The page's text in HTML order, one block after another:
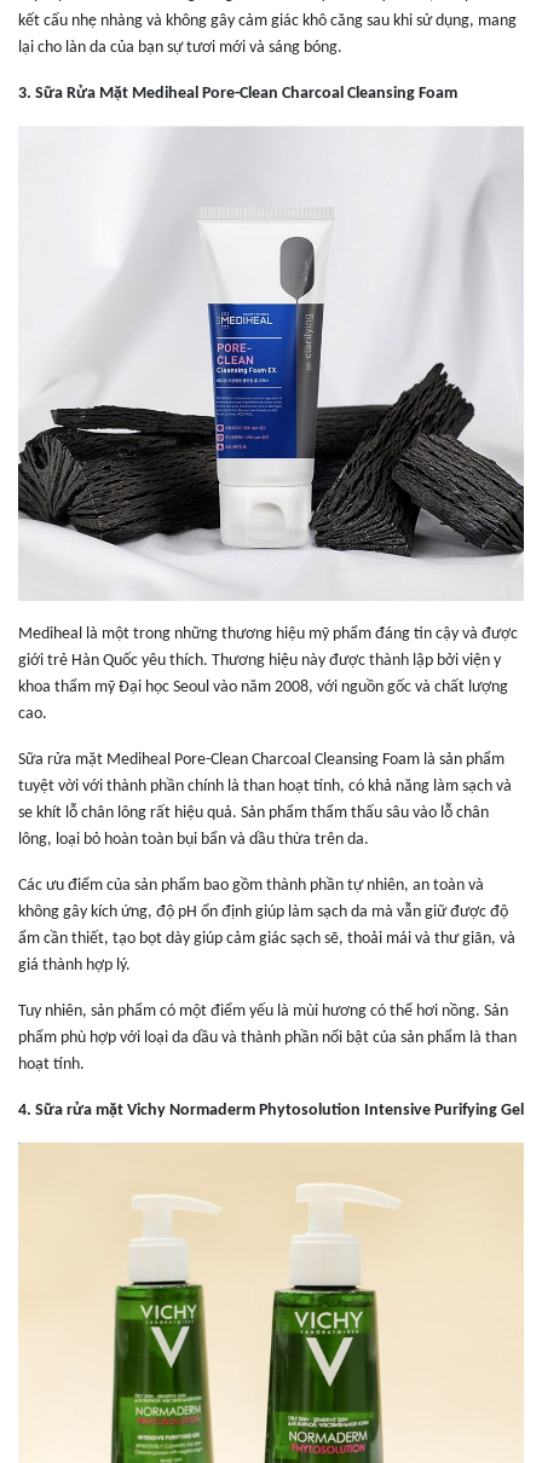
kết cấu nhẹ nhàng và không gây cảm giác khô căng sau khi sử dụng, mang
lại cho làn da của bạn sự tươi mới và sáng bóng.
3. Sữa Rửa Mặt Mediheal Pore-Clean Charcoal Cleansing Foam
Mediheal là một trong những thương hiệu mỹ phẩm đáng tin cậy và được
giới trẻ Hàn Quốc yêu thích. Thương hiệu này được thành lập bởi viện y
khoa thẩm mỹ Đại học Seoul vào năm 2008, với nguồn gốc và chất lượng
cao.
Sữa rửa mặt Mediheal Pore-Clean Charcoal Cleansing Foam là sản phẩm
tuyệt vời với thành phần chính là than hoạt tính, có khả năng làm sạch và
se khít lỗ chân lông rất hiệu quả. Sản phẩm thẩm thấu sâu vào lỗ chân
lông, loại bỏ hoàn toàn bụi bẩn và dầu thừa trên da.
Các ưu điểm của sản phẩm bao gồm thành phần tự nhiên, an toàn và
không gây kích ứng, độ pH ổn định giúp làm sạch da mà vẫn giữ được độ
ẩm cần thiết, tạo bọt dày giúp cảm giác sạch sẽ, thoải mái và thư giãn, và
giá thành hợp lý.
Tuy nhiên, sản phẩm có một điểm yếu là mùi hương có thể hơi nồng. Sản
phẩm phù hợp với loại da dầu và thành phần nổi bật của sản phẩm là than
hoạt tính.
4. Sữa rửa mặt Vichy Normaderm Phytosolution Intensive Purifying Gel